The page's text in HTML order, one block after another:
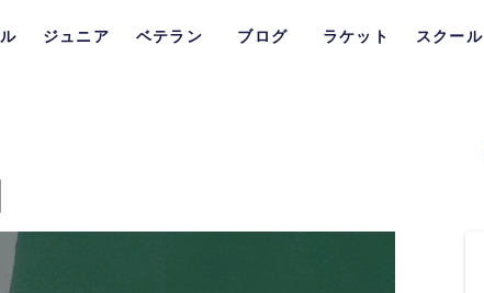
ジュニア ベテラン ブログ ラケット スクール